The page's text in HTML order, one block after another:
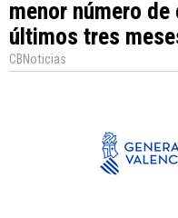
menor número
últimos tres
CBNoticias